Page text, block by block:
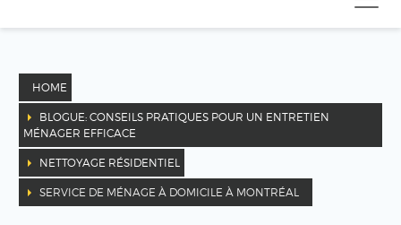
HOME
BLOGUE: CONSEILS PRATIQUES POUR UN ENTRETIEN
MÉNAGER EFFICACE
NETTOYAGE RÉSIDENTIEL
SERVICE DE MÉNAGE À DOMICILE À MONTRÉAL